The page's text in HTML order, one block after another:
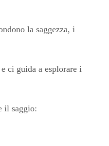
la saggezza, i
ci guida a esplorare i
il saggio: